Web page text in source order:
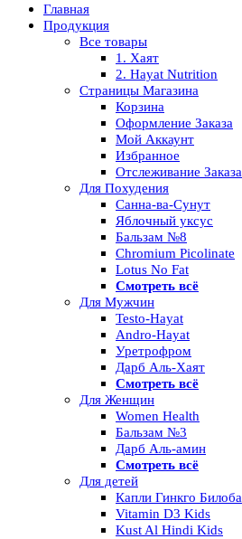
Главная
Продукция
Все товары
1. Хаят
2. Hayat Nutrition
Страницы Магазина
Корзина
Оформление Заказа
Мой Аккаунт
Избранное
Отслеживание Заказа
Для Похудения
Санна-ва-Сунут
Яблочный уксус
Бальзам №8
Chromium Picolinate
Lotus No Fat
Смотреть всё
Для Мужчин
Testo-Hayat
Andro-Hayat
Уретрофром
Дарб Аль-Хаят
Смотреть всё
Для Женщин
Women Health
Бальзам №3
Дарб Аль-амин
Смотреть всё
Для детей
Капли Гинкго Билоба
Vitamin D3 Kids
Kust Al Hindi Kids